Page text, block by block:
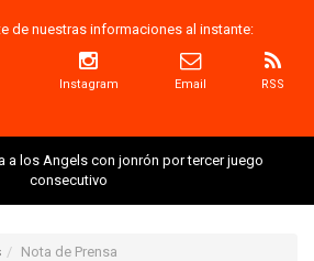
de nuestras informaciones al instante:
Instagram Email RSS
a los Angels con jonrón por tercer juego
consecutivo
Nota de Prensa